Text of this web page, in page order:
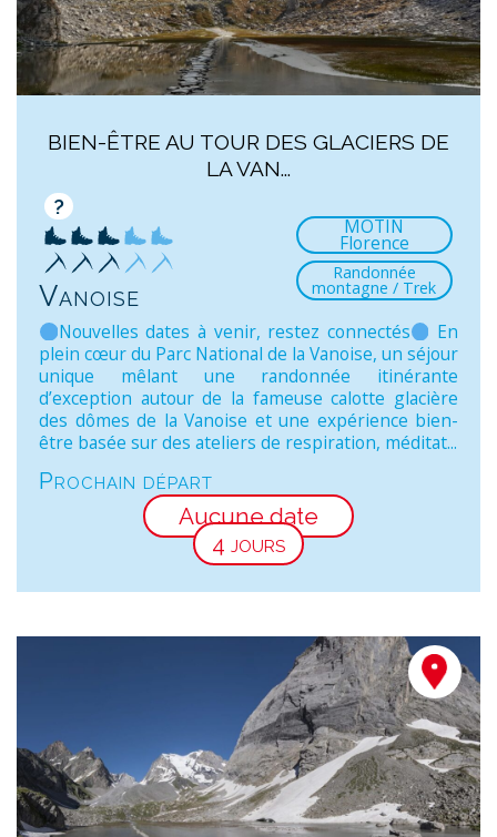
BIEN-ÊTRE AU TOUR DES GLACIERS DE
LA VAN...
?
Vanoise
MOTIN
Florence
Randonnée
montagne / Trek
Nouvelles dates à venir, restez connectés
En
plein cœur du Parc National de la Vanoise, un séjour
unique mêlant une randonnée itinérante
d’exception autour de la fameuse calotte glacière
des dômes de la Vanoise et une expérience bien-
être basée sur des ateliers de respiration, méditat...
Prochain départ
Aucune date
4 jours